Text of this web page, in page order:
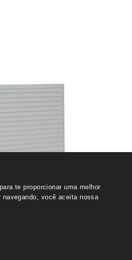
grade ventilação
te proporcionar uma melhor
você aceita nossa